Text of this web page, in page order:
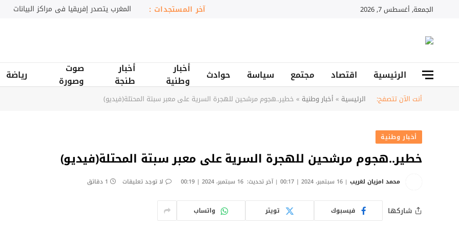
الجمعة, أغسطس 7, 2026 آخر المستجدات : إسبانيا تحذر من الهجرة غير النظامية عبر سبتة
الرئيسية اقتصاد مجتمع سياسة حوادث
أخبار
وطنية
أخبار
طنجة
صوت
وصورة
رياضة
أنت الآن تتصفح: الرئيسية » أخبار وطنية » خطير..هجوم مرشحين للهجرة السرية على معبر سبتة المحتلة(فيديو)
أخبار وطنية
خطير..هجوم مرشحين للهجرة السرية على معبر سبتة المحتلة(فيديو)
محمد امزيان لغريب 16 سبتمبر، 2024 | 00:17 آخر تحديث: 16 سبتمبر، 2024 | 00:19 لا توجد تعليقات 1 دقائق
شاركها فيسبوك تويتر واتساب